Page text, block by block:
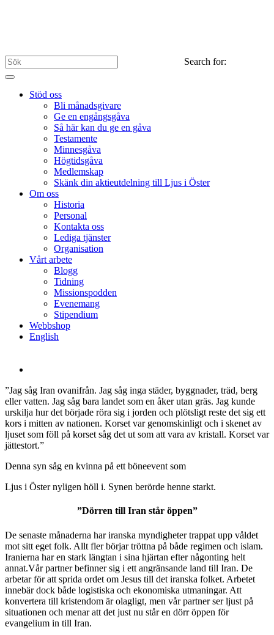
Search for:
Stöd oss
Bli månadsgivare
Ge en engångsgåva
Så här kan du ge en gåva
Testamente
Minnesgåva
Högtidsgåva
Medlemskap
Skänk din aktieutdelning till Ljus i Öster
Om oss
Historia
Personal
Kontakta oss
Lediga tjänster
Organisation
Vårt arbete
Blogg
Tidning
Missionspodden
Evenemang
Stipendium
Webbshop
English
”Jag såg Iran ovanifrån. Jag såg inga städer, byggnader, träd, berg
eller vatten. Jag såg bara landet som en åker utan gräs. Jag kunde
urskilja hur det började röra sig i jorden och plötsligt reste det sig ett
kors i mitten av nationen. Korset var genomskinligt och i skenet av
ljuset som föll på korset såg det ut som att vara av kristall. Korset var
jättestort.”
Denna syn såg en kvinna på ett böneevent som
Ljus i Öster nyligen höll i. Synen berörde henne starkt.
”Dörren till Iran står öppen”
De senaste månaderna har iranska myndigheter trappat upp våldet
mot sitt eget folk. Allt fler börjar tröttna på både regimen och islam.
Iranierna har en stark längtan i sina hjärtan efter någonting helt
annat.Vår partner befinner sig i ett angränsande land till Iran. De
arbetar för att sprida ordet om Jesus till det iranska folket. Arbetet
innebär dock både logistiska och ekonomiska utmaningar. Att
konvertera till kristendom är olagligt, men vår partner ser ljust på
situationen och menar att det just nu står en dörr öppen för
evangelium in till Iran.